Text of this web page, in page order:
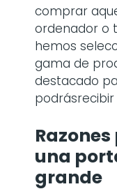
comprar
ordenador o
hemos
gama de
destacado
una
grande